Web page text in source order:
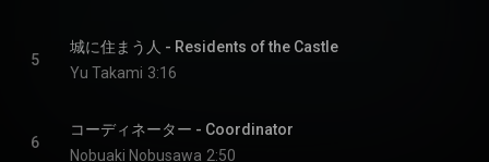
5
城に住まう人 - Residents of the Castle
Yu Takami 3:16
6
コーディネーター - Coordinator
Nobuaki Nobusawa 2:50